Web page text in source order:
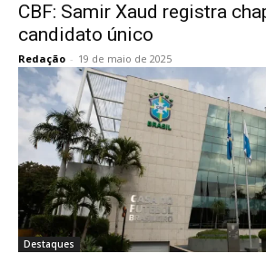
CBF: Samir Xaud registra
candidato único
Redação - 19 de maio de 2025
Destaques